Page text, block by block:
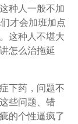
种人一般不加
才会加班加点
这种人不堪大
怎么治拖延
下药，问题不
些问题、错
的个性逼疯了